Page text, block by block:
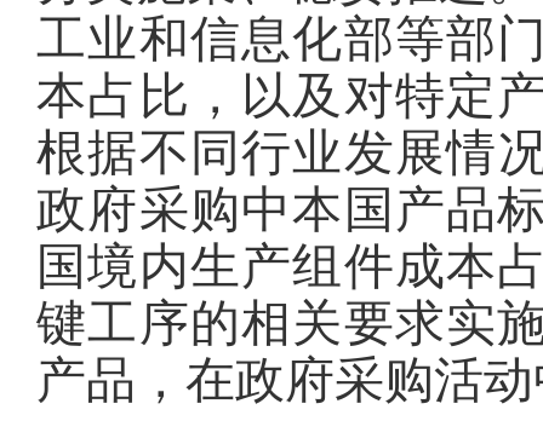
工业和信息化部等部
本占比，以及对特定
根据不同行业发展情
政府采购中本国产品
国境内生产组件成本
键工序的相关要求实
产品，在政府采购活